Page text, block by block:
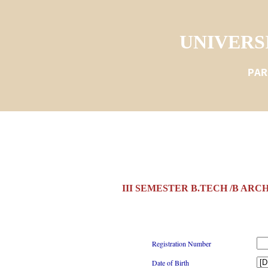
III SEMESTER B.TECH /B
Registration Number
Date of Birth